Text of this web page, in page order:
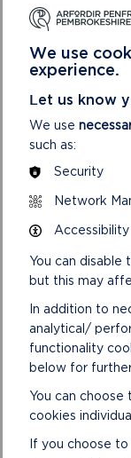
HON
We use
experience.
Let us know
We use
such as:
Security
Network
Accessibility
You can disable
but this may
In addition to
analytical/
functionality
below for
You can choose
cookies
If you choose to